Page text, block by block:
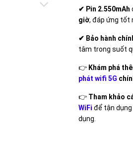
✔ Pin 2.550mAh
giờ, đáp ứng tốt
✔ Bảo hành
tâm trong suốt
👉 Khám phá
phát wifi 5G
👉 Tham khảo
WiFi để tận
dụng.